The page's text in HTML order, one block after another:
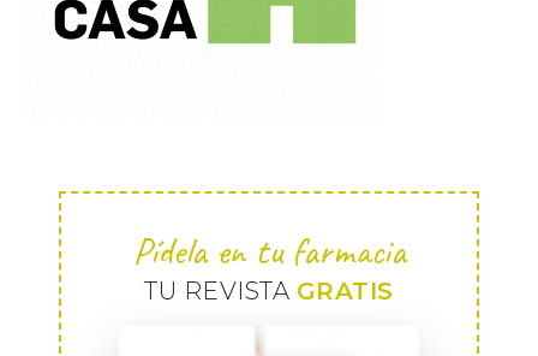
Pídela en tu farmacia
TU REVISTA GRATIS